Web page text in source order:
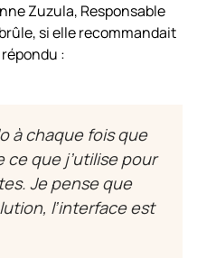
Zuzula, Responsable
si elle recommandait
:
à chaque fois que
ce que j’utilise pour
Je pense que
l’interface est